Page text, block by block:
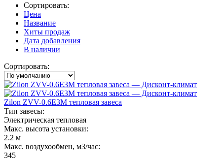
Сортировать:
Цена
Название
Хиты продаж
Дата добавления
В наличии
Сортировать:
Zilon ZVV-0.6E3M тепловая завеса
Тип завесы:
Электрическая тепловая
Макс. высота установки:
2.2 м
Макс. воздухообмен, м3/час:
345